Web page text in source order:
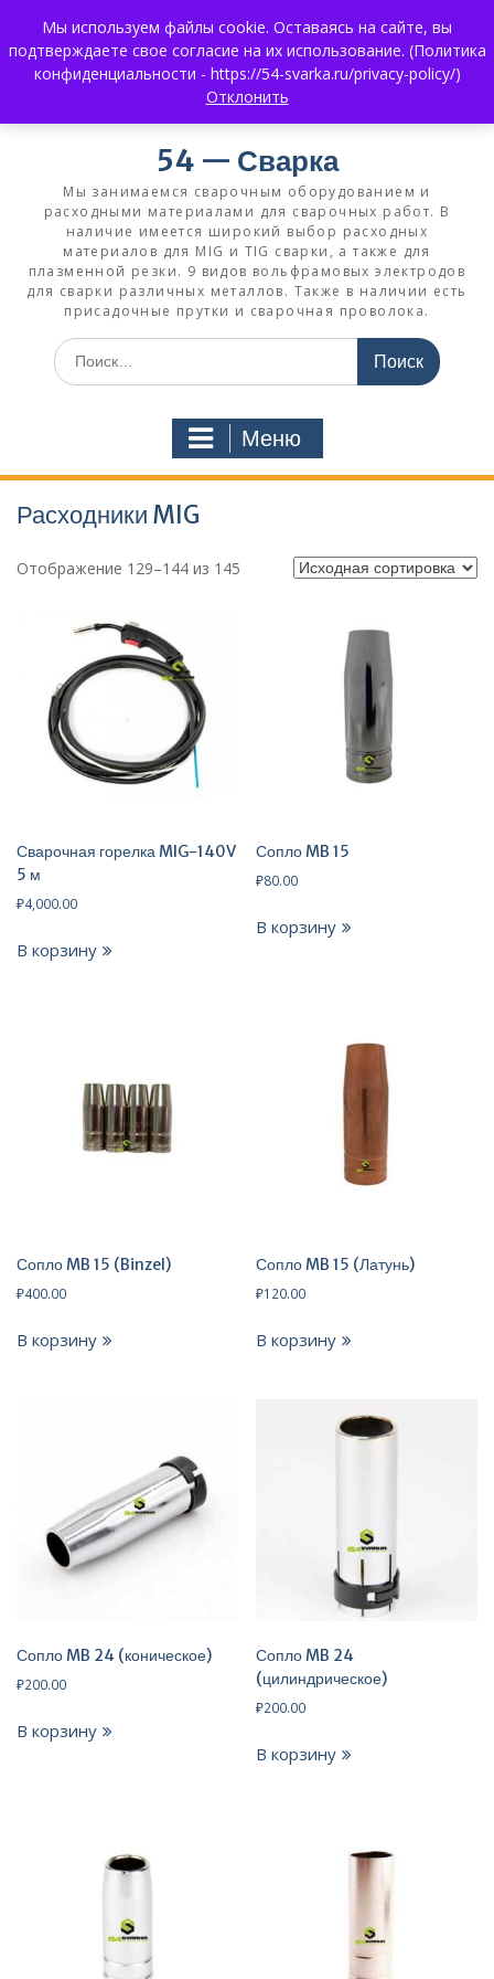
содержимому
+7 (383) 375-0008
3750008@mail.ru
What's App:
+7 930 858 02 99
54 — Сварка
Мы занимаемся сварочным оборудованием и
расходными материалами для сварочных работ. В
наличие имеется широкий выбор расходных
материалов для MIG и TIG сварки, а также для
плазменной резки. 9 видов вольфрамовых электродов
для сварки различных металлов. Также в наличии есть
присадочные прутки и сварочная проволока.
Искать:
Меню
Расходники MIG
Отображение 129–144 из 145
Сварочная горелка MIG-140V
5 м
₽4,000.00
В корзину
Сопло MB 15
₽80.00
В корзину
Сопло MB 15 (Binzel)
₽400.00
В корзину
Сопло MB 15 (Латунь)
₽120.00
В корзину
Сопло MB 24 (коническое)
₽200.00
В корзину
Сопло MB 24
(цилиндрическое)
₽200.00
В корзину
Мы используем файлы cookie. Оставаясь на сайте, вы
подтверждаете свое согласие на их использование. (Политика
конфиденциальности - https://54-svarka.ru/privacy-policy/)
Отклонить